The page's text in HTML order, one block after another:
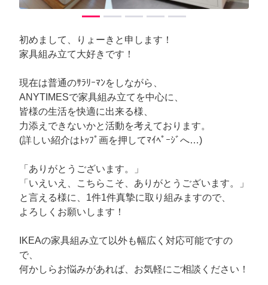
初めまして、りょーきと申します！
家具組み立て大好きです！
現在は普通のｻﾗﾘｰﾏﾝをしながら、
ANYTIMESで家具組み立てを中心に、
皆様の生活を快適に出来る様、
力添えできないかと活動を考えております。
(詳しい紹介はﾄｯﾌﾟ画を押してﾏｲﾍﾟｰｼﾞへ…)
「ありがとうございます。」
「いえいえ、こちらこそ、ありがとうございます。」
と言える様に、1件1件真摯に取り組みますので、
よろしくお願いします！
IKEAの家具組み立て以外も幅広く対応可能ですの
で、
何かしらお悩みがあれば、お気軽にご相談ください！